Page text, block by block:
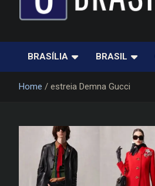
BRASÍLIA BRASIL
Home estreia Demna Gucci